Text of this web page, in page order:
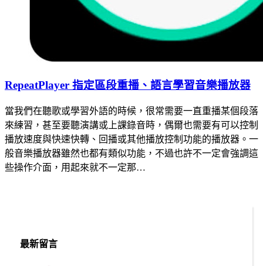
RepeatPlayer 指定區段重播、語言學習音樂播放器
當我們在聽歌或學習外語的時候，很常需要一直重播某個段落
來練習，甚至要聽演講或上課錄音時，偶爾也需要有可以控制
播放速度與快速快轉、回播或其他播放控制功能的播放器。一
般音樂播放器雖然也都有類似功能，不過也許不一定會強調這
些操作介面，用起來就不一定那…
最新留言